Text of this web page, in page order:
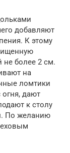
добавляют
К этому
не более 2 см.
на
ломтики
дают
к столу
По желанию